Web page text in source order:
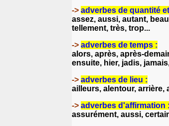
-> adverbes de quantité
assez, aussi, autant,
tellement, très, trop...
-> adverbes de temps :
alors, après, après-
ensuite, hier, jadis,
-> adverbes de lieu :
ailleurs, alentour, arrière,
-> adverbes d'affirmation :
assurément, aussi,